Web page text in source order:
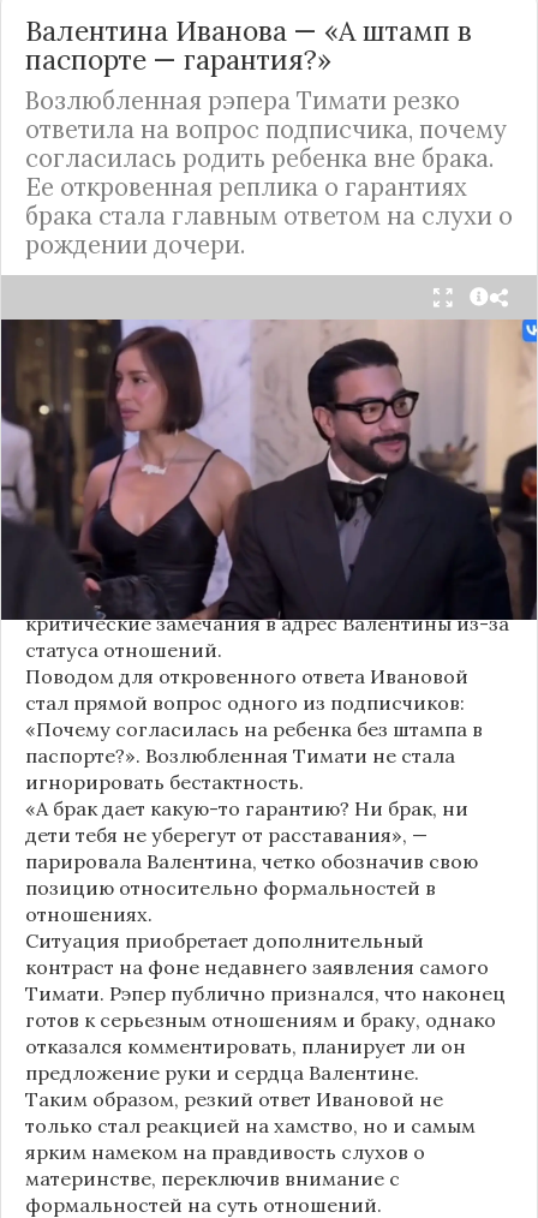
Валентина Иванова — «А штамп в
паспорте — гарантия?»
Возлюбленная рэпера Тимати резко
ответила на вопрос подписчика, почему
согласилась родить ребенка вне брака.
Ее откровенная реплика о гарантиях
брака стала главным ответом на слухи о
рождении дочери.
Валентина Иванова, избранница рэпера Тимати,
публично ответила на бестактный вопрос о
своем решении родить ребенка вне
официального брака. Ее резкая реакция стала
первым косвенным подтверждением слухов о
рождении дочери, ранее распространяемых
изданием «СтарХит».
Хотя сама звездная пара официально не
объявляла о пополнении, поклонники уже
засыпали их поздравлениями. Однако
некоторые комментаторы позволили себе
критические замечания в адрес Валентины из-за
статуса отношений.
Поводом для откровенного ответа Ивановой
стал прямой вопрос одного из подписчиков:
«Почему согласилась на ребенка без штампа в
паспорте?». Возлюбленная Тимати не стала
игнорировать бестактность.
«А брак дает какую-то гарантию? Ни брак, ни
дети тебя не уберегут от расставания», —
парировала Валентина, четко обозначив свою
позицию относительно формальностей в
отношениях.
Ситуация приобретает дополнительный
контраст на фоне недавнего заявления самого
Тимати. Рэпер публично признался, что наконец
готов к серьезным отношениям и браку, однако
отказался комментировать, планирует ли он
предложение руки и сердца Валентине.
Таким образом, резкий ответ Ивановой не
только стал реакцией на хамство, но и самым
ярким намеком на правдивость слухов о
материнстве, переключив внимание с
формальностей на суть отношений.